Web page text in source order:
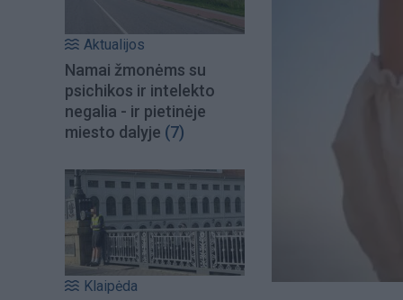
Aktualijos
Namai žmonėms su
psichikos ir intelekto
negalia - ir pietinėje
miesto dalyje (7)
Klaipėda